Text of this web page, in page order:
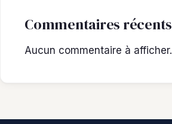
Commentaires récents
Aucun commentaire à afficher.